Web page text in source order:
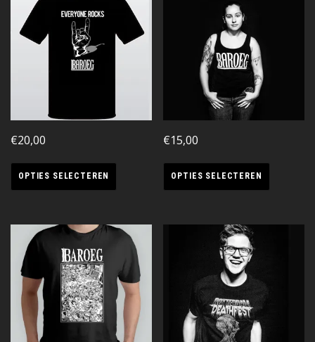
€20,00
OPTIES SELECTEREN
€15,00
OPTIES SELECTEREN